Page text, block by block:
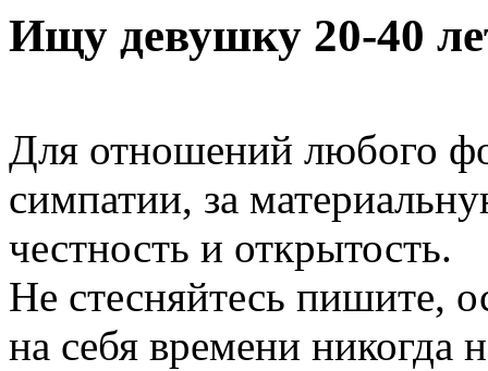
Ищу девушку 20-40
Для отношений любого
симпатии, за
честность и открытость.
Не стесняйтесь пишите,
на себя времени никогда